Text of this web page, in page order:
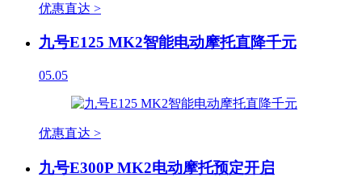
优惠直达 >
九号E125 MK2智能电动摩托直降千元
05.05
优惠直达 >
九号E300P MK2电动摩托预定开启